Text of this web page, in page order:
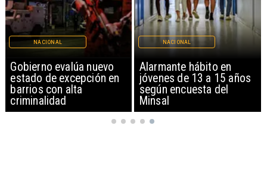
Gobierno evalúa nuevo
estado de excepción en
barrios con alta
criminalidad
NACIONAL
Alarmante hábito en
jóvenes de 13 a 15 años
según encuesta del
Minsal
NACIONAL